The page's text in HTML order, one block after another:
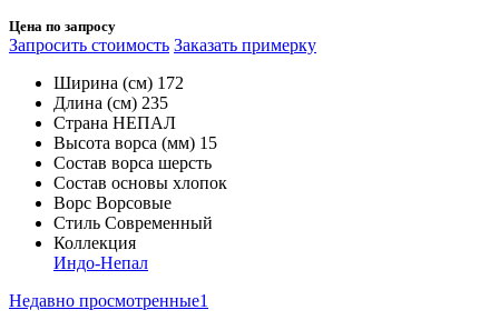
Цена по запросу
Запросить стоимость Заказать примерку
Ширина (см) 172
Длина (см) 235
Страна НЕПАЛ
Высота ворса (мм) 15
Состав ворса шерсть
Состав основы хлопок
Ворс Ворсовые
Стиль Современный
Коллекция
Индо-Непал
Недавно просмотренные1